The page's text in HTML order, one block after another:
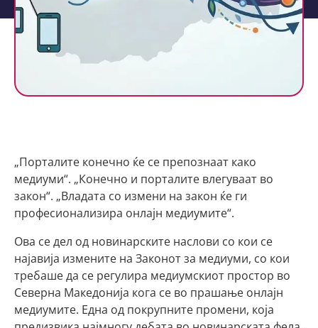
„Порталите конечно ќе се препознаат како
медиуми“. „Конечно и порталите влегуваат во
закон“. „Владата со измени на закон ќе ги
професионализира онлајн медиумите“.
Ова се дел од новинарските наслови со кои се
најавија измените на Законот за медиуми, со кои
требаше да се регулира медиумскиот простор во
Северна Македонија кога се во прашање онлајн
медиумите. Една од покрупните промени, која